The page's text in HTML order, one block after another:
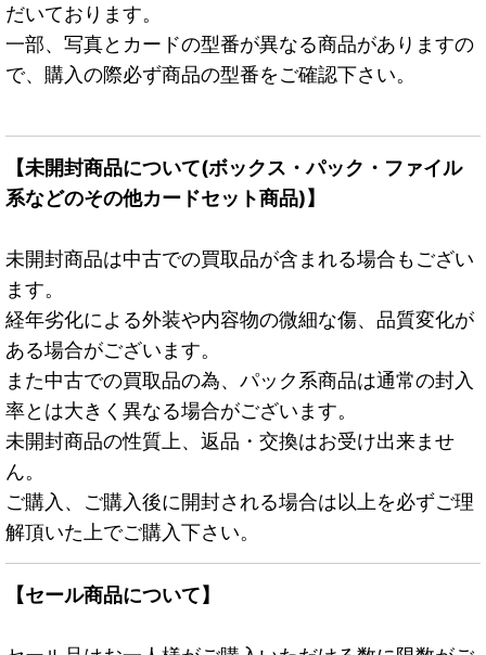
だいております。
一部、写真とカードの型番が異なる商品がありますの
で、購入の際必ず商品の型番をご確認下さい。
【未開封商品について(ボックス・パック・ファイル
系などのその他カードセット商品)】
未開封商品は中古での買取品が含まれる場合もござい
ます。
経年劣化による外装や内容物の微細な傷、品質変化が
ある場合がございます。
また中古での買取品の為、パック系商品は通常の封入
率とは大きく異なる場合がございます。
未開封商品の性質上、返品・交換はお受け出来ませ
ん。
ご購入、ご購入後に開封される場合は以上を必ずご理
解頂いた上でご購入下さい。
【セール商品について】